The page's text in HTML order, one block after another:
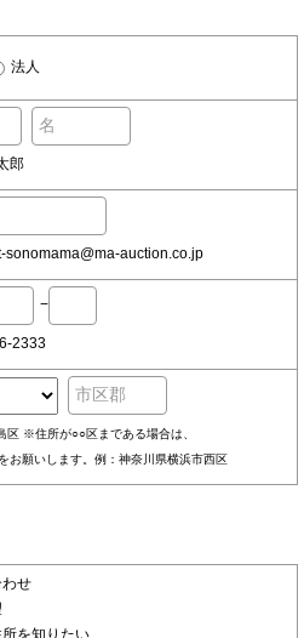
法人
郎
sonomama@ma-auction.co.jp
−
2333
区 ※住所が○○区まである場合は、
お願いします。例：神奈川県横浜市西区
せ